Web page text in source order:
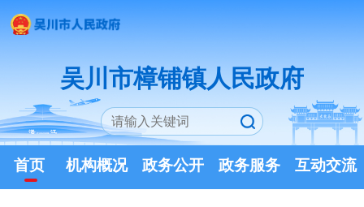
吴川市樟铺镇人民政府
首页 机构概况 政务公开 政务服务 互动交流